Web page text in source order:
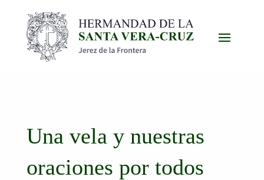
Una vela y nuestras
oraciones por todos